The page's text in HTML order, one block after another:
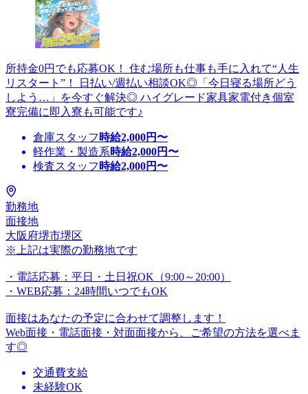
所持金0円でも応募OK！ 住む場所も仕事も手に入れて“人生
リスタート”！ 日払い/週払い相談OK◎「今日寝る場所どう
しよう…」を今すぐ解決◎ ハイグレード家具家電付き個室
寮完備に即入寮も可能です♪
倉庫スタッフ 時給2,000円〜
軽作業・製造系時給2,000円〜
検査スタッフ 時給2,000円〜
勤務地
面接地
大阪府堺市堺区
※上記は実際の勤務地です
・電話応募：平日・土日祝OK（9:00～20:00）
・WEB応募：24時間いつでもOK
面接はあなたの予定に合わせて調整します！
Web面接・電話面接・対面面接から、ご希望の方法を選べま
す◎
交通費支給
未経験OK